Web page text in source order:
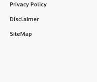
Privacy Policy
Disclaimer
SiteMap